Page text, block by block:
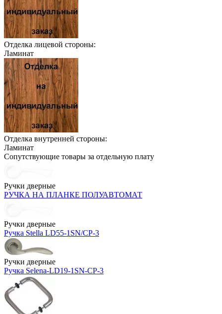
Отделка лицевой стороны:
Ламинат
Отделка внутренней стороны:
Ламинат
Сопутствующие товары за отдельную плату
Ручки дверные
РУЧКА НА ПЛАНКЕ ПОЛУАВТОМАТ
Ручки дверные
Ручка Stella LD55-1SN/CP-3
Ручки дверные
Ручка Selena-LD19-1SN-CP-3